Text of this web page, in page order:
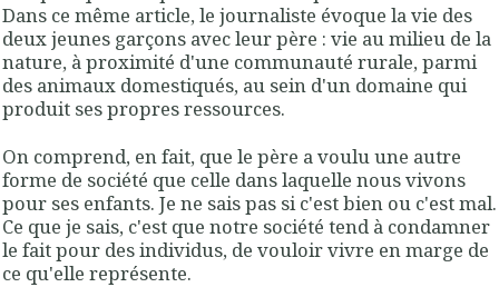
Dans ce même article, le journaliste évoque la vie des
deux jeunes garçons avec leur père : vie au milieu de la
nature, à proximité d'une communauté rurale, parmi
des animaux domestiqués, au sein d'un domaine qui
produit ses propres ressources.
On comprend, en fait, que le père a voulu une autre
forme de société que celle dans laquelle nous vivons
pour ses enfants. Je ne sais pas si c'est bien ou c'est mal.
Ce que je sais, c'est que notre société tend à condamner
le fait pour des individus, de vouloir vivre en marge de
ce qu'elle représente.